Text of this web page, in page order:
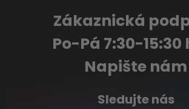
Zákaznická
Po-Pá 7:30-15:30
Napište nám
Sledujte nás